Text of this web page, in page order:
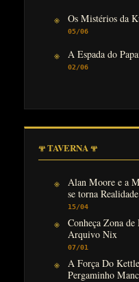
Os Mistérios da
05/06
A Espada do
02/06
𖥬 TAVERNA 𖥬
Alan Moore e a
se torna Realidade
15/04
Conheça Zona
Arquivo Nix
07/01
A Força Do
Pergaminho